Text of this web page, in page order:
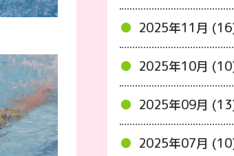
2025年11月
2025年10月
2025年09月
2025年07月